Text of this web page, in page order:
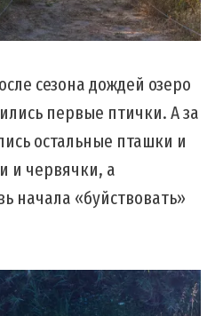
сезона дождей озеро
первые птички. А за
остальные пташки и
и червячки, а
начала «буйствовать»